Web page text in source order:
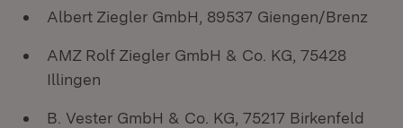
Albert Ziegler GmbH, 89537 Giengen/Brenz
AMZ Rolf Ziegler GmbH & Co. KG, 75428
Illingen
B. Vester GmbH & Co. KG, 75217 Birkenfeld